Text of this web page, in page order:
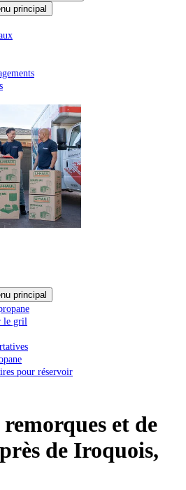
principal
principal
le gril
pour réservoir
et de
de Iroquois,